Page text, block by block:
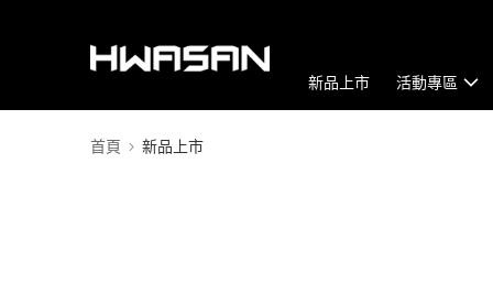
新品上市 活動專區
首頁 新品上市